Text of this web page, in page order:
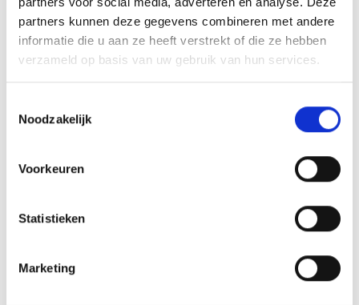
partners kunnen deze gegevens combineren met andere
informatie die u aan ze heeft verstrekt of die ze hebben
verzameld op basis van uw gebruik van hun services.
Noodzakelijk
Voorkeuren
Statistieken
Marketing